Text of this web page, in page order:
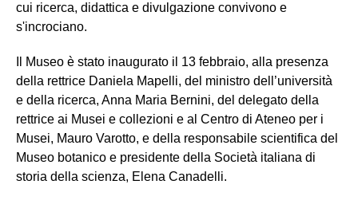
cui ricerca, didattica e divulgazione convivono e
s'incrociano.
Il Museo è stato inaugurato il 13 febbraio, alla presenza
della rettrice Daniela Mapelli, del ministro dell’università
e della ricerca, Anna Maria Bernini, del delegato della
rettrice ai Musei e collezioni e al Centro di Ateneo per i
Musei, Mauro Varotto, e della responsabile scientifica del
Museo botanico e presidente della Società italiana di
storia della scienza, Elena Canadelli.